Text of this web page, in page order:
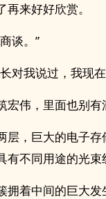
来好好欣赏。
谈。”
对我说过，我现
伟，里面也别有
层，巨大的电子
不同用途的光束
拥着中间的巨大